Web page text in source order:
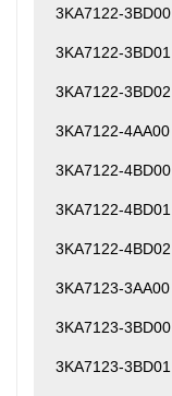
3KA7122-3BD00
3KA7122-3BD01
3KA7122-3BD02
3KA7122-4AA00
3KA7122-4BD00
3KA7122-4BD01
3KA7122-4BD02
3KA7123-3AA00
3KA7123-3BD00
3KA7123-3BD01